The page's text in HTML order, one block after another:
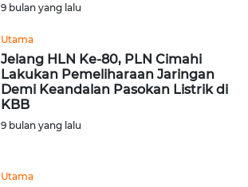
9 bulan yang lalu
Utama
Jelang HLN Ke-80, PLN Cimahi
Lakukan Pemeliharaan Jaringan
Demi Keandalan Pasokan Listrik di
KBB
9 bulan yang lalu
Utama